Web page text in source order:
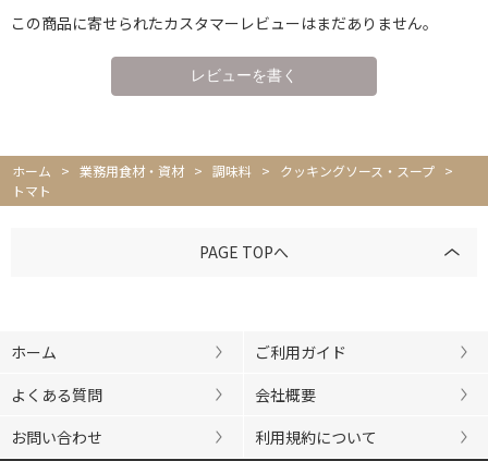
この商品に寄せられたカスタマーレビューはまだありません。
ホーム > 業務用食材・資材 > 調味料 > クッキングソース・スープ >
トマト
PAGE TOPへ
ホーム
ご利用ガイド
よくある質問
会社概要
お問い合わせ
利用規約について